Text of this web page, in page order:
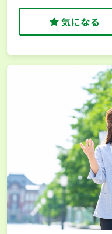
気になる